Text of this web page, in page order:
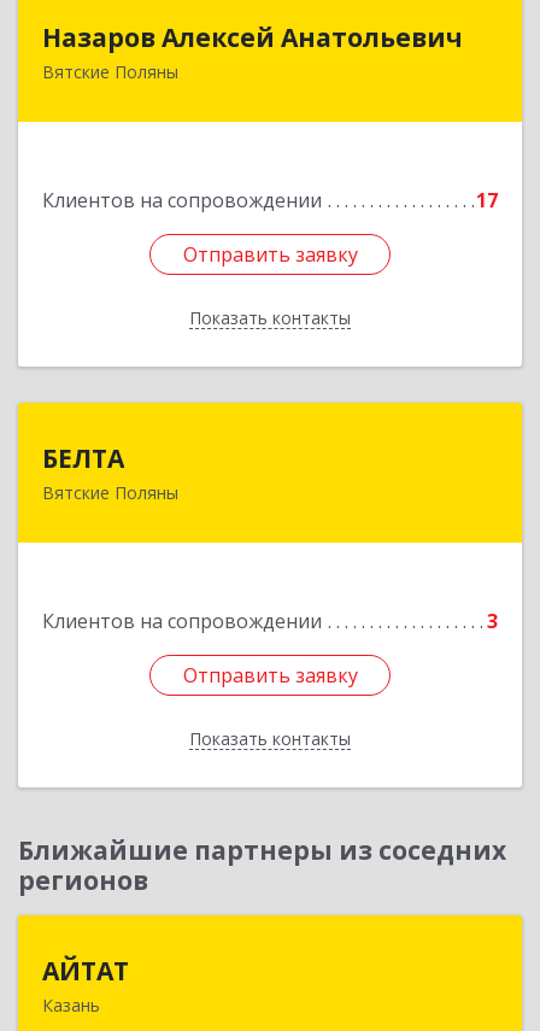
Назаров Алексей Анатольевич
Вятские Поляны
Клиентов на сопровождении 17
Отправить заявку
Показать контакты
Назаров Алексей Анатольевич
612964,Кировская обл,город Вятские Поляны
Отправить заявку
Назад
БЕЛТА
Вятские Поляны
Клиентов на сопровождении 3
Отправить заявку
Показать контакты
612960, Кировская обл, Вятские Поляны г,
Отправить заявку
Назад
Ближайшие партнеры из соседних
регионов
АЙТАТ
Казань